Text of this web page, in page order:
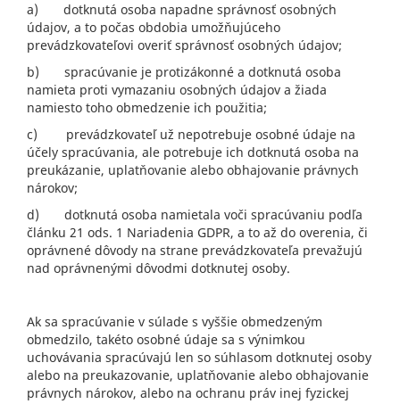
a) dotknutá osoba napadne správnosť osobných
údajov, a to počas obdobia umožňujúceho
prevádzkovateľovi overiť správnosť osobných údajov;
b) spracúvanie je protizákonné a dotknutá osoba
namieta proti vymazaniu osobných údajov a žiada
namiesto toho obmedzenie ich použitia;
c) prevádzkovateľ už nepotrebuje osobné údaje na
účely spracúvania, ale potrebuje ich dotknutá osoba na
preukázanie, uplatňovanie alebo obhajovanie právnych
nárokov;
d) dotknutá osoba namietala voči spracúvaniu podľa
článku 21 ods. 1 Nariadenia GDPR, a to až do overenia, či
oprávnené dôvody na strane prevádzkovateľa prevažujú
nad oprávnenými dôvodmi dotknutej osoby.
Ak sa spracúvanie v súlade s vyššie obmedzeným
obmedzilo, takéto osobné údaje sa s výnimkou
uchovávania spracúvajú len so súhlasom dotknutej osoby
alebo na preukazovanie, uplatňovanie alebo obhajovanie
právnych nárokov, alebo na ochranu práv inej fyzickej